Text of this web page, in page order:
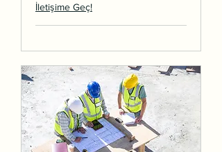
İletişime Geç!